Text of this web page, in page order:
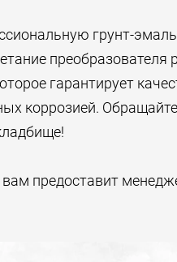
грунт-
гарантирует
коррозией.
предоставит